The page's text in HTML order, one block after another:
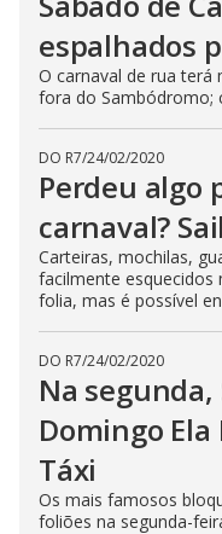
espalhados
O carnaval de rua
fora do Sambódromo;
DO R7/24/02/2020
Perdeu algo
carnaval?
Carteiras, mochilas,
facilmente
folia, mas é possível
DO R7/24/02/2020
Na segunda,
Domingo Ela
Táxi
Os mais famosos
foliões na segunda-